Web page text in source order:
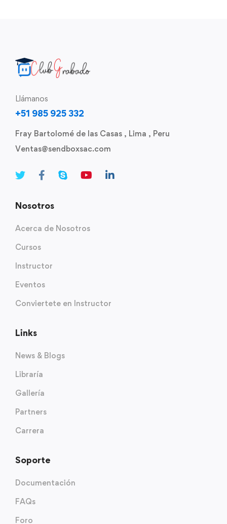
Llámanos
+51 985 925 332
Fray Bartolomé de las Casas , Lima , Peru
Ventas@sendboxsac.com
Nosotros
Acerca de Nosotros
Cursos
Instructor
Eventos
Conviertete en Instructor
Links
News & Blogs
Libraría
Gallería
Partners
Carrera
Soporte
Documentación
FAQs
Foro